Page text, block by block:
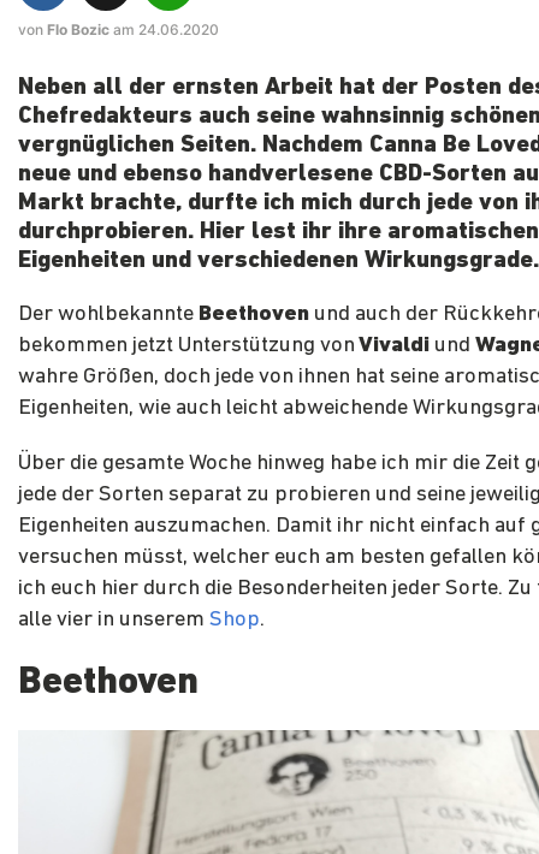
von Flo Bozic am 24.06.2020
Neben all der ernsten Arbeit hat der Posten
Chefredakteurs auch seine wahnsinnig
vergnüglichen Seiten. Nachdem Canna Be
neue und ebenso handverlesene CBD-Sorten
Markt brachte, durfte ich mich durch jede von
durchprobieren. Hier lest ihr ihre aromatischen
Eigenheiten und verschiedenen Wirkungsgrade.
Der wohlbekannte Beethoven und auch der
bekommen jetzt Unterstützung von Vivaldi und
wahre Größen, doch jede von ihnen hat seine
Eigenheiten, wie auch leicht abweichende
Über die gesamte Woche hinweg habe ich mir die Zeit
jede der Sorten separat zu probieren und seine
Eigenheiten auszumachen. Damit ihr nicht einfach auf
versuchen müsst, welcher euch am besten gefallen
ich euch hier durch die Besonderheiten jeder Sorte. Zu
alle vier in unserem Shop.
Beethoven